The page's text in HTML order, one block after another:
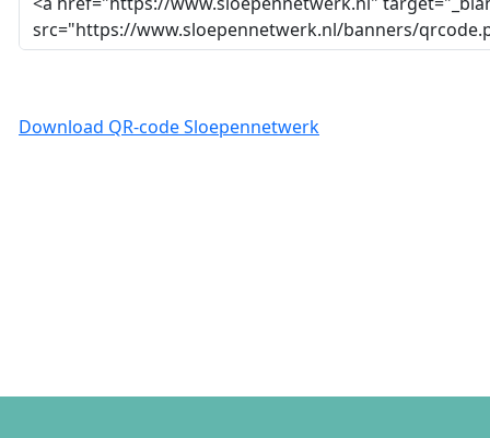
Download QR-code Sloepennetwerk